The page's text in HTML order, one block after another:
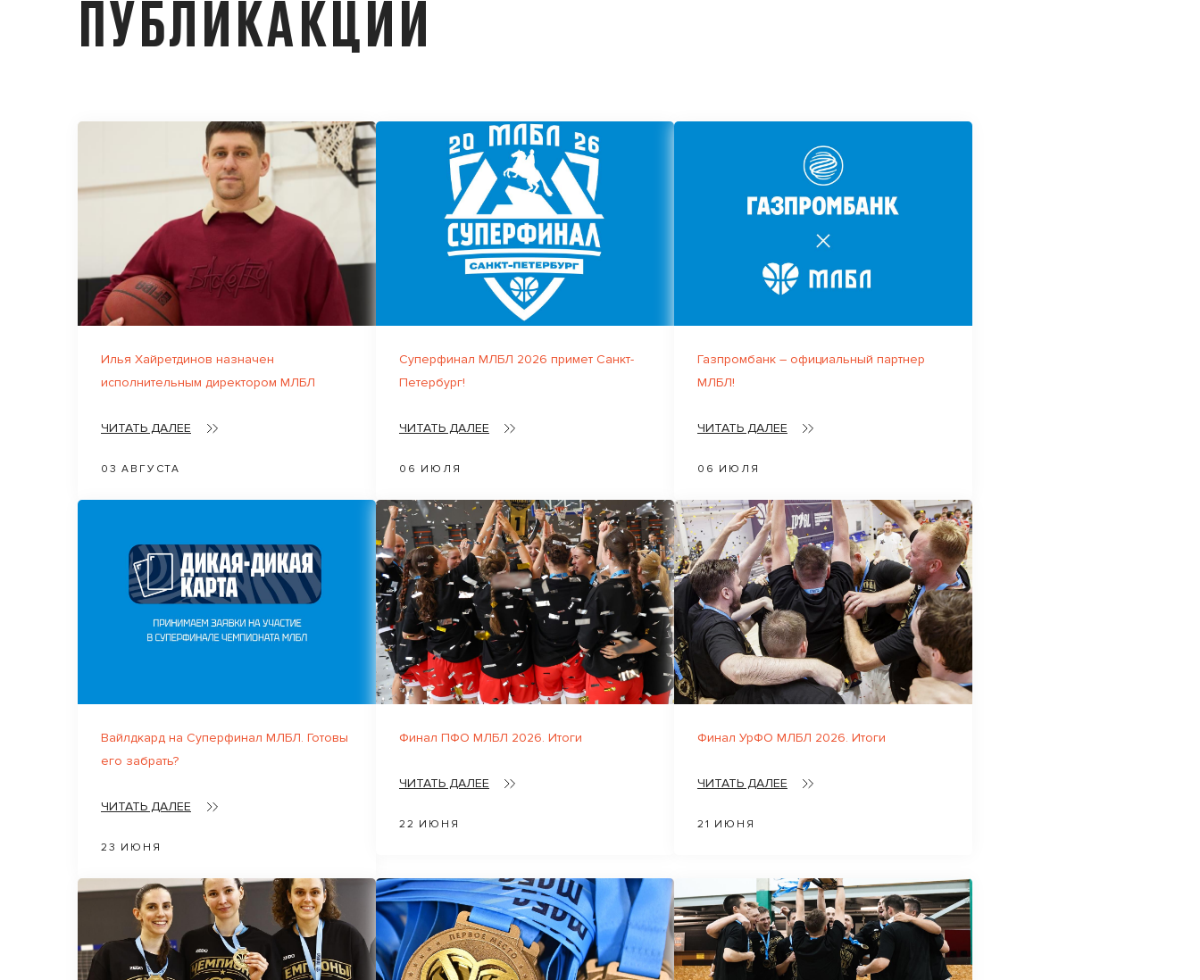
ПУБЛИКАКЦИИ
Илья Хайретдинов назначен
исполнительным директором МЛБЛ
ЧИТАТЬ ДАЛЕЕ
03 АВГУСТА
Суперфинал МЛБЛ 2026 примет Санкт-
Петербург!
ЧИТАТЬ ДАЛЕЕ
06 ИЮЛЯ
Газпромбанк – официальный партнер
МЛБЛ!
ЧИТАТЬ ДАЛЕЕ
06 ИЮЛЯ
Вайлдкард на Суперфинал МЛБЛ. Готовы
его забрать?
ЧИТАТЬ ДАЛЕЕ
23 ИЮНЯ
Финал ПФО МЛБЛ 2026. Итоги
ЧИТАТЬ ДАЛЕЕ
22 ИЮНЯ
Финал УрФО МЛБЛ 2026. Итоги
ЧИТАТЬ ДАЛЕЕ
21 ИЮНЯ